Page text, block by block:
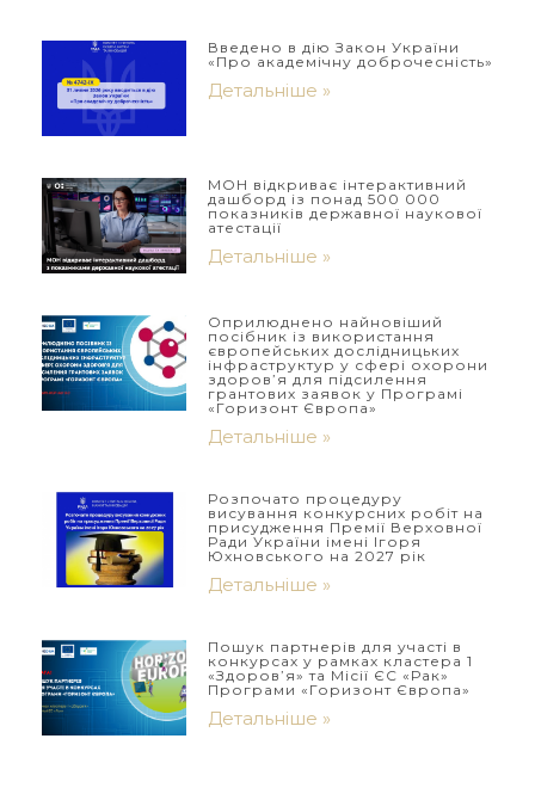
Введено в дію Закон України
«Про академічну доброчесність»
Детальніше »
МОН відкриває інтерактивний
дашборд із понад 500 000
показників державної наукової
атестації
Детальніше »
Оприлюднено найновіший
посібник із використання
європейських дослідницьких
інфраструктур у сфері охорони
здоров’я для підсилення
грантових заявок у Програмі
«Горизонт Європа»
Детальніше »
Розпочато процедуру
висування конкурсних робіт на
присудження Премії Верховної
Ради України імені Ігоря
Юхновського на 2027 рік
Детальніше »
Пошук партнерів для участі в
конкурсах у рамках кластера 1
«Здоров’я» та Місії ЄС «Рак»
Програми «Горизонт Європа»
Детальніше »